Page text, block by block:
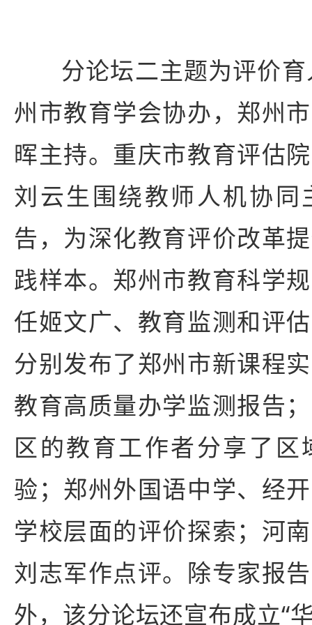
分论坛二主题为评价
州市教育学会协办，郑州
晖主持。重庆市教育评估
刘云生围绕教师人机协同
告，为深化教育评价改革
践样本。郑州市教育科学
任姬文广、教育监测和评
分别发布了郑州市新课程
教育高质量办学监测报告
区的教育工作者分享了区
验；郑州外国语中学、经
学校层面的评价探索；河
刘志军作点评。除专家报
外，该分论坛还宣布成立“